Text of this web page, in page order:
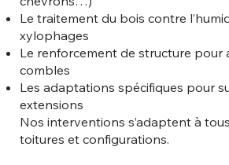
Le traitement du bois contre
xylophages
Le renforcement de structure pour
combles
Les adaptations spécifiques pour
extensions
Nos interventions s’adaptent à
toitures et configurations.